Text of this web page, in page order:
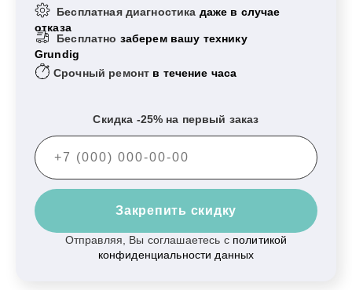
Бесплатная диагностика даже в случае
отказа
Бесплатно заберем вашу технику
Grundig
Срочный ремонт в течение часа
Скидка -25% на первый заказ
Закрепить скидку
Отправляя, Вы соглашаетесь с политикой
конфиденциальности данных